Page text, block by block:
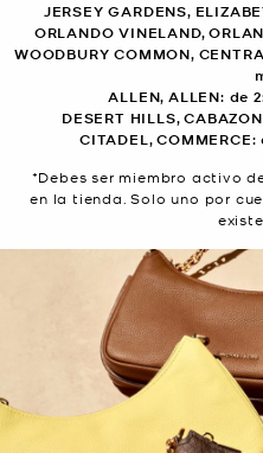
JERSEY GARDENS,
ORLANDO VINELAND,
WOODBURY COMMON,
ALLEN, ALLEN: de
DESERT HILLS,
CITADEL,
*Debes ser miembro activo
en la tienda. Solo uno por